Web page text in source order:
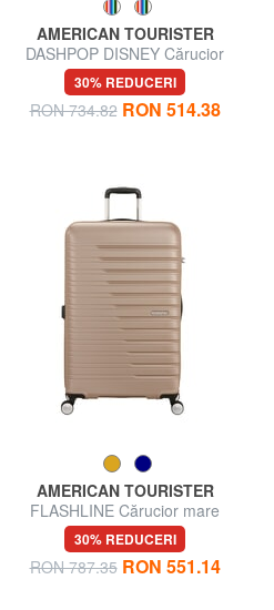
AMERICAN TOURISTER
DASHPOP DISNEY Cărucior
pentru bagaje de mână
extensibil
30% REDUCERI
RON 734.82 RON 514.38
AMERICAN TOURISTER
FLASHLINE Cărucior mare
extensibil
30% REDUCERI
RON 787.35 RON 551.14